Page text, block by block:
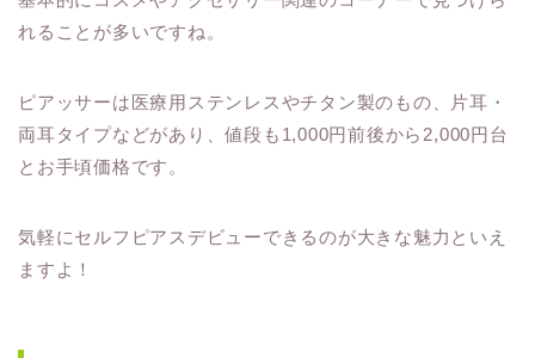
れることが多いですね。
ピアッサーは医療用ステンレスやチタン製のもの、片耳・
両耳タイプなどがあり、値段も1,000円前後から2,000円台
とお手頃価格です。
気軽にセルフピアスデビューできるのが大きな魅力といえ
ますよ！